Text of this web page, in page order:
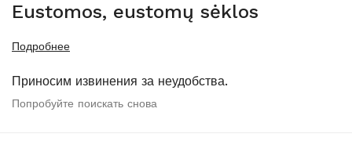
Eustomos, eustomų sėklos
Подробнее
Приносим извинения за неудобства.
Попробуйте поискать снова